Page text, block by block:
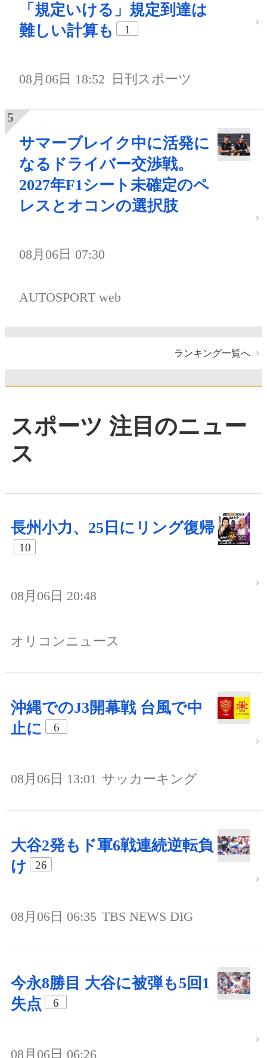
「規定いける」規定到達は
難しい計算も
1
08月06日 18:52 日刊スポーツ
サマーブレイク中に活発に
なるドライバー交渉戦。
2027年F1シート未確定のペ
レスとオコンの選択肢
08月06日 07:30
AUTOSPORT web
ランキング一覧へ
スポーツ 注目のニュー
ス
長州小力、25日にリング復帰
10
08月06日 20:48
オリコンニュース
沖縄でのJ3開幕戦 台風で中
止に
6
08月06日 13:01 サッカーキング
大谷2発もド軍6戦連続逆転負
け
26
08月06日 06:35 TBS NEWS DIG
今永8勝目 大谷に被弾も5回1
失点
6
08月06日 06:26